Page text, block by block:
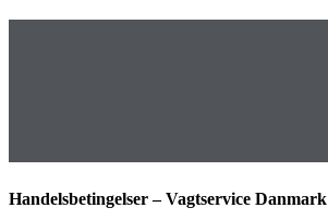
Handelsbetingelser – Vagtservice Danmark